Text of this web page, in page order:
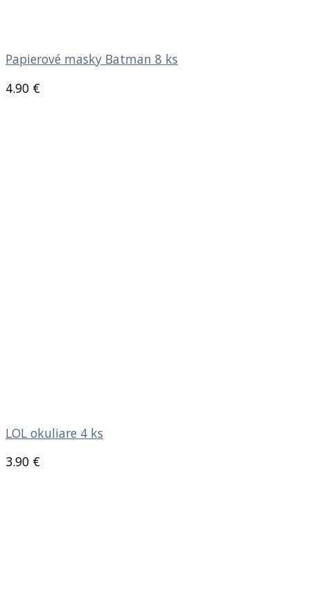
Papierové masky Batman 8 ks
4.90 €
LOL okuliare 4 ks
3.90 €